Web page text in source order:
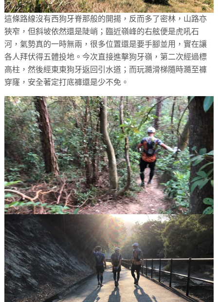
這條路線沒有西狗牙脊那般的開揚，反而多了密林，山路亦
狹窄，但斜坡依然還是陡峭；臨近嶺峰的右舷便是虎吼石
河，氣勢真的一時無兩，很多位置還是要手腳並用，實在讓
各人拜伏得五體投地。今次直接進擊狗牙嶺，第二次經過標
高柱，然後經東東狗牙返回引水道；而玩瀡滑梯隨時瀡至褲
穿窿，安全著定打底褲還是少不免。